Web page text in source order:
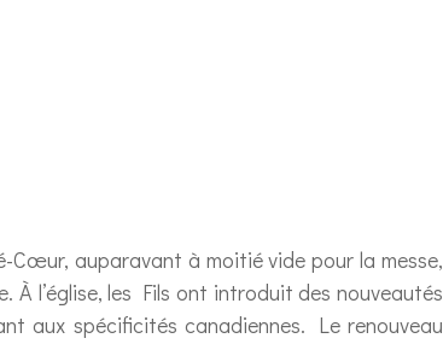
Cœur, auparavant à moitié vide pour la messe,
À l’église, les Fils ont introduit des nouveautés
aux spécificités canadiennes. Le renouveau